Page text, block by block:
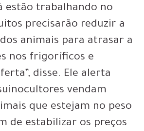
estão trabalhando no
precisarão reduzir a
animais para atrasar a
nos frigoríficos e
disse. Ele alerta
vendam
que estejam no peso
de estabilizar os preços